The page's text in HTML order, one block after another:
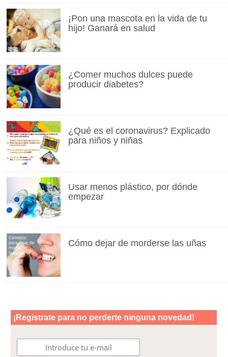
¡Pon una mascota en la vida de tu
hijo! Ganará en salud
¿Comer muchos dulces puede
producir diabetes?
¿Qué es el coronavirus? Explicado
para niños y niñas
Usar menos plástico, por dónde
empezar
Cómo dejar de morderse las uñas